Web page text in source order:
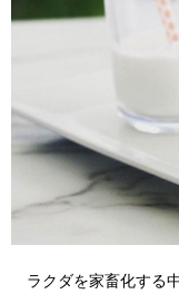
ラクダを家畜化する